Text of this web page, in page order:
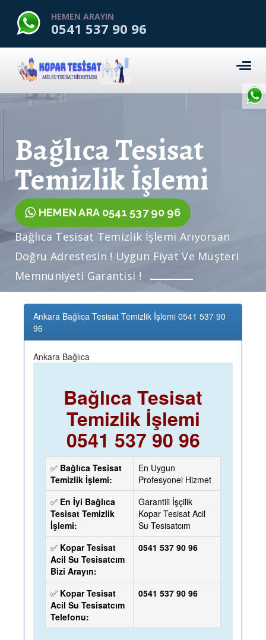
HEMEN ARAYIN
0541 537 90 96
Bağlıca Tesisat
Temizlik İşlemi
HEMEN ARA 0541 537 90 96
Bağlıca Tesisat Temizlik İşlemi Arıyorsan
Doğru Adrestesin ! Uygun Fiyat Ve Müşteri
Memnuniyeti Garantisi !
Ankara Bağlıca Tesisat Temizlik İşlemi 0541 537 90
96
Ankara Bağlıca
Bağlıca Tesisat
Temizlik İşlemi
0541 537 90 96
✅ Bağlıca Tesisat
Temizlik İşlemi:
En Uygun
Profesyonel Hizmet
✅ En İyi Bağlıca
Tesisat Temizlik
İşlemi:
Garantili İşçilik
Kopar Tesisat Acil
Su Tesisatcım
✅ Kopar Tesisat
Acil Su Tesisatcım
Bizi Arayın:
0541 537 90 96
✅ Kopar Tesisat
Acil Su Tesisatcım
Telefonu:
0541 537 90 96